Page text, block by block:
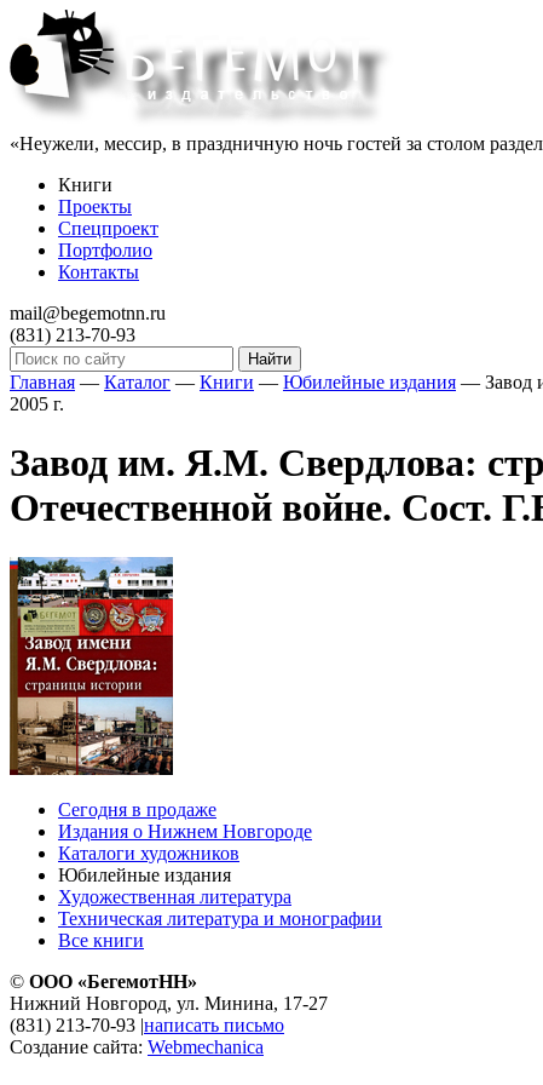
«Неужели, мессир, в праздничную ночь гостей за столом
Книги
Проекты
Спецпроект
Портфолио
Контакты
mail@begemotnn.ru
(831) 213-70-93
Главная — Каталог — Книги — Юбилейные издания — Завод
2005 г.
Завод им. Я.М. Свердлова:
Отечественной войне. Сост.
Сегодня в продаже
Издания о Нижнем Новгороде
Каталоги художников
Юбилейные издания
Художественная литература
Техническая литература и монографии
Все книги
© ООО «БегемотНН»
Нижний Новгород, ул. Минина, 17-27
(831) 213-70-93 |написать письмо
Создание сайта: Webmechanica